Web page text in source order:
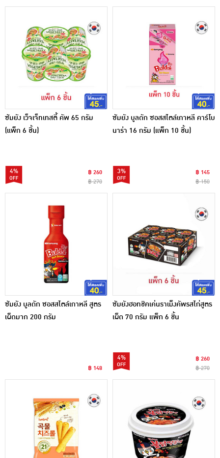
ซัมยัง เว็จเจ็ทเทสตี้ คัพ 65 กรัม
(แพ็ก 6 ชิ้น)
4%
฿ 260
฿ 270
ซัมยัง บูลดัก ซอสสไตล์เกาหลี คาร์โบ
นาร่า 16 กรัม (แพ็ก 10 ชิ้น)
3%
฿ 145
฿ 150
ซัมยัง บูลดัก ซอสสไตล์เกาหลี สูตร
เผ็ดมาก 200 กรัม
฿ 148
ซัมยังฮอทชิคเค่นราเม็งคัพรสไก่สูตร
เผ็ด 70 กรัม แพ็ก 6 ชิ้น
4%
฿ 260
฿ 270